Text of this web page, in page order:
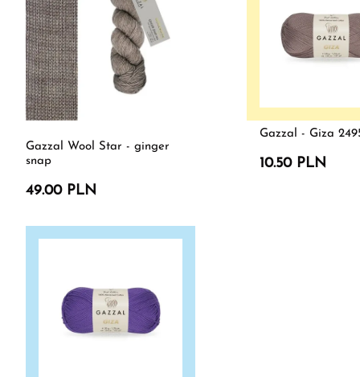
Gazzal Wool Star - ginger
snap
49.00 PLN
Gazzal - Giza
10.50 PLN